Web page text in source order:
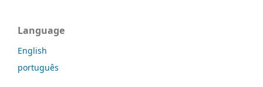
Language
English
português